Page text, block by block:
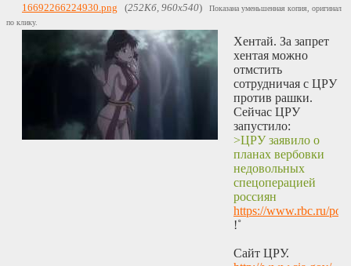
16692266224930.png (252Кб, 960x540)
Показана уменьшенная копия, оригинал
по клику.
Хентай. За запрет
хентая можно
отмстить
сотрудничая с ЦРУ
против рашки.
Сейчас ЦРУ
запустило:
>ЦРУ заявило о
планах вербовки
недовольных
спецоперацией
россиян
https://www.rbc.ru/
!˚
Сайт ЦРУ.